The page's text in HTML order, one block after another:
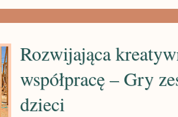
Rozwijająca
współpracę – Gry
dzieci